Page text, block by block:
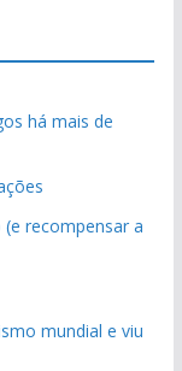
há mais de
recompensar a
mundial e viu